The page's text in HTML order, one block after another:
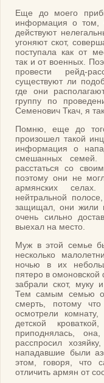
Еще до моего
информация о том,
действуют
угоняют скот,
поступала как от
так и от военных.
провести рейд-
существуют ли
где они
группу по
Семенович Ткач, я
Помню, еще до
произошел такой
информация о
смешанных
расстаться со
поэтому они не
армянских
нейтральной
защищал, они жили
очень сильно
выехал на место.
Муж в этой семье
несколько
ночью в их
пятеро в
забрали скот, муку
Тем самым семью
смерть, потому
осмотрели
детской
приподнялась,
расспросил
нападавшие были
этом, говоря, что
отличить армян от